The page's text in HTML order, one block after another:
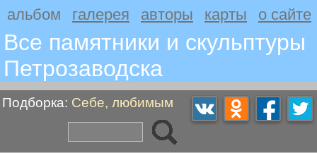
альбом галерея авторы карты о сайте
Все памятники и скульптуры
Петрозаводскa
Подборка: Себе, любимым